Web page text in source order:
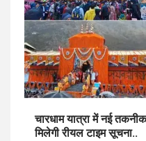
चारधाम यात्रा में नई
मिलेगी रीयल टाइम सूचना..